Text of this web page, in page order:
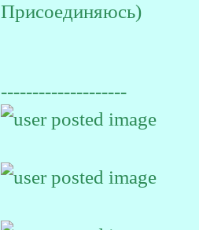
Присоединяюсь)
--------------------